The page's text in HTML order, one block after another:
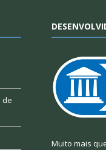
de
Muito mais